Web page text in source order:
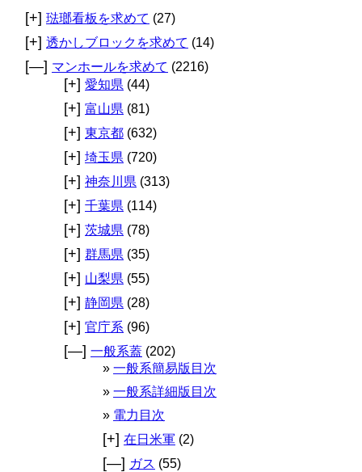
[+] 琺瑯看板を求めて (27)
[+] 透かしブロックを求めて (14)
[—] マンホールを求めて (2216)
[+] 愛知県 (44)
[+] 富山県 (81)
[+] 東京都 (632)
[+] 埼玉県 (720)
[+] 神奈川県 (313)
[+] 千葉県 (114)
[+] 茨城県 (78)
[+] 群馬県 (35)
[+] 山梨県 (55)
[+] 静岡県 (28)
[+] 官庁系 (96)
[—] 一般系蓋 (202)
一般系簡易版目次
一般系詳細版目次
電力目次
[+] 在日米軍 (2)
[—] ガス (55)